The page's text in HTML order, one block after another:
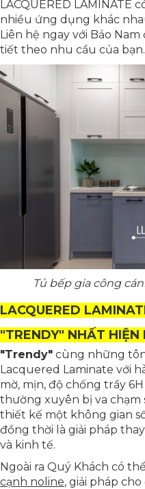
LACQUERED LAMINATE
nhiều ứng dụng khác
Liên hệ ngay với Bảo
tiết theo nhu cầu của bạn.
Tủ bếp gia công
LACQUERED
"TRENDY" NHẤT HIỆN
"Trendy" cùng những
Lacquered Laminate với
mờ, mịn, độ chống trầy
thường xuyên bị va chạm
thiết kế một không gian
đồng thời là giải pháp
và kinh tế.
Ngoài ra Quý Khách có
cạnh noline, giải pháp